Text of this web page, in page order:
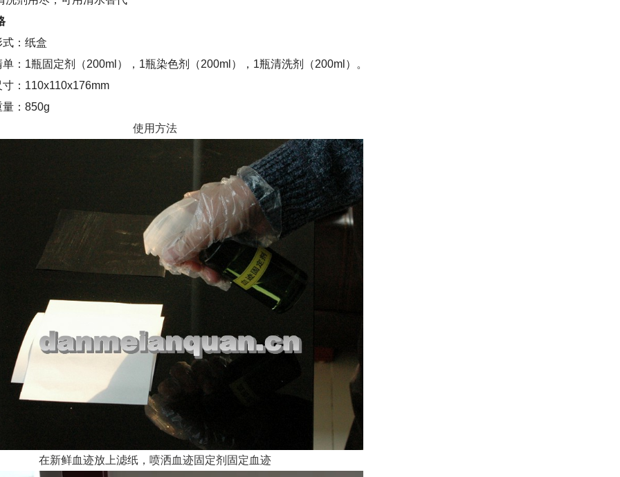
：纸盒
： 1瓶固定剂（200ml）， 1瓶染色剂（200ml）
，1瓶清洗剂（200ml）。
寸：110x110x176mm
量：850g
使用方法
在新鲜血迹放上滤纸，喷洒血迹固定剂固定血迹